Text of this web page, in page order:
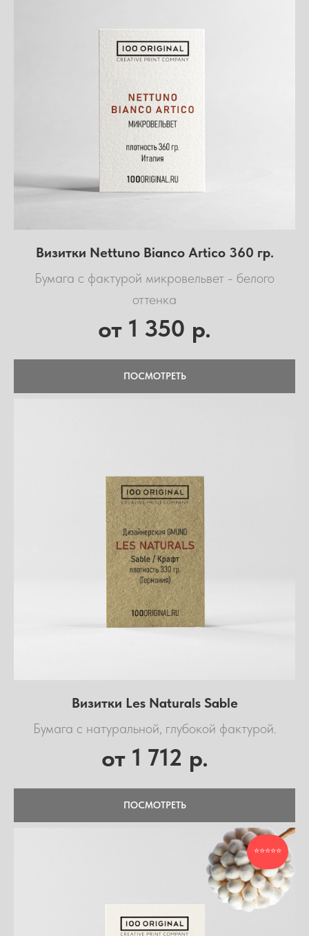
Визитки Nettuno Bianco Artico 360 гр.
Бумага с фактурой микровельвет - белого
оттенка
от 1 350 р.
ПОСМОТРЕТЬ
Визитки Les Naturals Sable
Бумага с натуральной, глубокой фактурой.
от 1 712 р.
ПОСМОТРЕТЬ
⭐⭐⭐⭐⭐